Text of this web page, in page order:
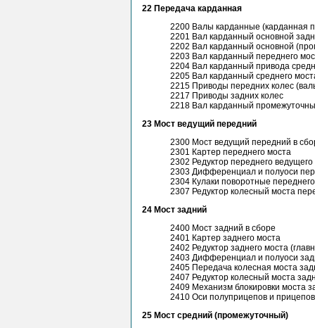
22 Передача карданная
2200 Валы карданные (карданная
2201 Вал карданный основной
2202 Вал карданный основной
2203 Вал карданный переднего
2204 Вал карданный привода
2205 Вал карданный среднего
2215 Приводы передних колес
2217 Приводы задних колес
2218 Вал карданный
23 Мост ведущий передний
2300 Мост ведущий передний в
2301 Картер переднего моста
2302 Редуктор переднего
2303 Дифференциал и полуоси
2304 Кулаки поворотные
2307 Редуктор колесный моста
24 Мост задний
2400 Мост задний в сборе
2401 Картер заднего моста
2402 Редуктор заднего моста
2403 Дифференциал и полуоси
2405 Передача колесная моста
2407 Редуктор колесный моста
2409 Механизм блокировки моста
2410 Оси полуприцепов и прицепов
25 Мост средний (промежуточный)